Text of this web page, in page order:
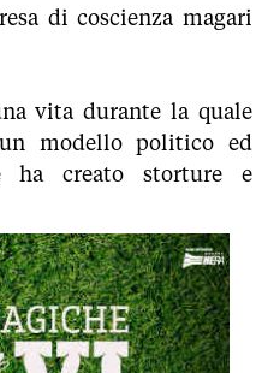
di coscienza magari
vita durante la quale
modello politico ed
ha creato storture e